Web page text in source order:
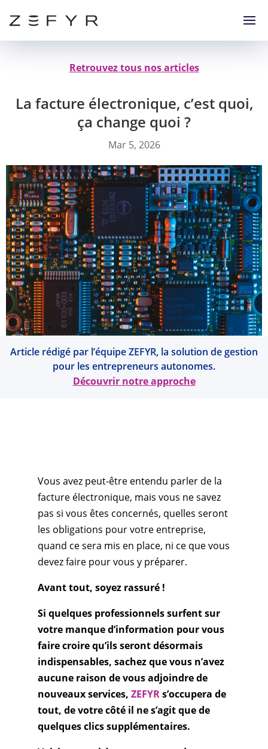
Retrouvez tous nos articles
La facture électronique, c’est quoi,
ça change quoi ?
Mar 5, 2026
Article rédigé par l’équipe ZEFYR, la solution de gestion
pour les entrepreneurs autonomes.
Découvrir notre approche
Vous avez peut-être entendu parler de la
facture électronique, mais vous ne savez
pas si vous êtes concernés, quelles seront
les obligations pour votre entreprise,
quand ce sera mis en place, ni ce que vous
devez faire pour vous y préparer.
Avant tout, soyez rassuré !
Si quelques professionnels surfent sur
votre manque d’information pour vous
faire croire qu’ils seront désormais
indispensables, sachez que vous n’avez
aucune raison de vous adjoindre de
nouveaux services, ZEFYRs’occupera de
tout, de votre côté il ne s’agit que de
quelques clics supplémentaires.